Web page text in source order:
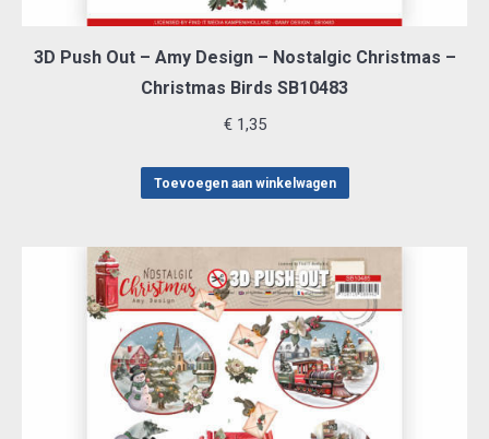
3D Push Out – Amy Design – Nostalgic Christmas –
Christmas Birds SB10483
€1,35
Toevoegen aan winkelwagen